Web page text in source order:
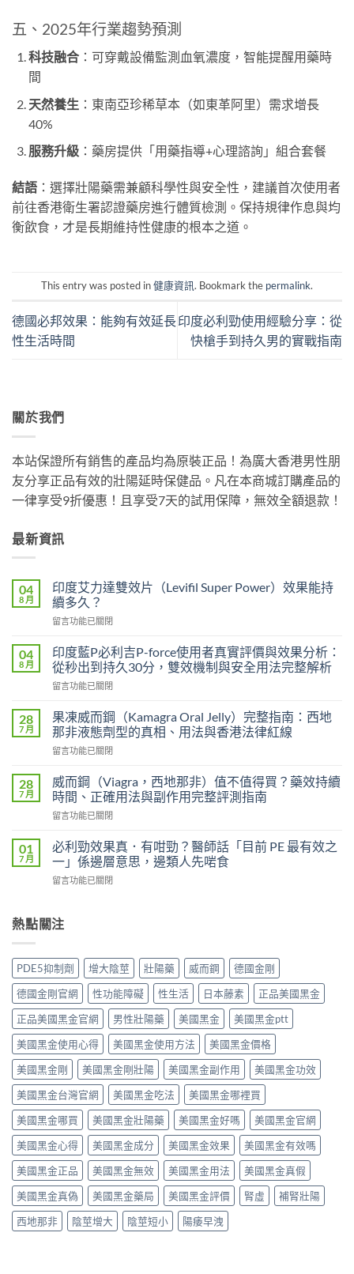
五、2025年行業趨勢預測
科技融合​：可穿戴設備監測血氧濃度，智能提醒用藥時
間
天然養生 ​：東南亞珍稀草本（如東革阿里）需求增長
40%
服務升級​：藥房提供「用藥指導+心理諮詢」組合套餐
結語 ​：選擇壯陽藥需兼顧科學性與安全性，建議首次使用者
前往香港衛生署認證藥房進行體質檢測。保持規律作息與均
衡飲食，才是長期維持性健康的根本之道。
This entry was posted in健康資訊. Bookmark the permalink.
德國必邦效果：能夠有效延長
性生活時間
印度必利勁使用經驗分享：從
快槍手到持久男的實戰指南
關於我們
本站保證所有銷售的產品均為原裝正品！為廣大香港男性朋
友分享正品有效的壯陽延時保健品。凡在本商城訂購產品的
一律享受9折優惠！且享受7天的試用保障，無效全額退款！
最新資訊
04
8 月
印度艾力達雙效片（Levifil Super Power）效果能持
續多久？
在
度
艾
力
達
效
片
（Levifil
Super
效
果
持
多
久？〉
中
留言功能已關閉
04
8 月
印度藍P必利吉P-force使用者真實評價與效果分析：
從秒出到持久30分，雙效機制與安全用法完整解析
在
度
藍
P
必
吉
P-
force
使
者
真
評
效
析：
從
秒
出
到
持
久
30
分，
雙
效
機
制
與
安
全
用
法
完
整
留言功能已關閉
28
7 月
果凍威而鋼（Kamagra Oral Jelly）完整指南：西地
那非液態劑型的真相、用法與香港法律紅線
在
凍
威
而
鋼
Oral
Jelly）
整
西
非
液
態
劑
型
的
真
相、
用
法
與
香
港
法
律
紅
線〉
中
留言功能已關閉
28
7 月
威而鋼（Viagra，西地那非）值不值得買？藥效持續
時間、正確用法與副作用完整評測指南
在
而
鋼
（Viagra，
西
非）
值
得
買？
藥
效
持
續
時
間、
正
確
用
法
與
副
作
用
完
整
評
測
留言功能已關閉
01
7 月
必利勁效果真．有咁勁？醫師話「目前 PE 最有效之
一」係邊層意思，邊類人先啱食
在
勁
效
真．
有
咁
勁？
醫
師
話
「目
前
PE
最
有
效
之
一」
係
邊
層
意
思，
邊
留言功能已關閉
熱點關注
PDE5抑制劑 增大陰莖 壯陽藥 威而鋼
德國金剛
德國金剛官網
性功能障礙 性生活 日本藤素
正品美國黑金
正品美國黑金官網
男性壯陽藥 美國黑金
美國黑金ptt
美國黑金使用心得
美國黑金使用方法
美國黑金價格
美國黑金剛
美國黑金剛壯陽 美國黑金副作用
美國黑金功效
美國黑金台灣官網
美國黑金吃法
美國黑金哪裡買
美國黑金哪買
美國黑金壯陽藥 美國黑金好嗎
美國黑金官網
美國黑金心得
美國黑金成分 美國黑金效果
美國黑金有效嗎
美國黑金正品
美國黑金無效 美國黑金用法
美國黑金真假
美國黑金真偽
美國黑金藥局 美國黑金評價 腎虛
補腎壯陽
西地那非
陰莖增大 陰莖短小 陽痿早洩